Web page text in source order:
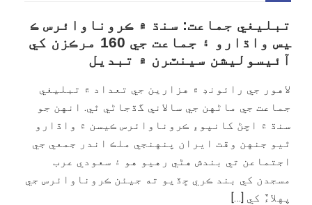
تبليغي جماعت: سنڌ ۾ ڪروناوائرس ڪ
يس واڌارو ۽ جماعت جي 160 مرڪزن کي
آئيسوليشن سينٽرن ۾ تبديل
لاهور جي رائونڊ ۾ هزارين جي تعداد ۾ تبليغي
جماعت جي ماڻهن جي سالاني گڏجاڻي ٿي. انهن جو
سنڌ ۾ اچڻ کانپوءِ ڪروناوائرس ڪيسن ۾ واڌارو
ٿيو جنهن وقت ايران پنهنجي ملڪ اندر جمعي جي
اجتماعن تي بندش هڻي رهيو هو ۽ سعودي عرب
مسجدن کي بند ڪري ڇڏيو ته جيئن ڪروناوائرس جي
پهلاءٌ کي […]